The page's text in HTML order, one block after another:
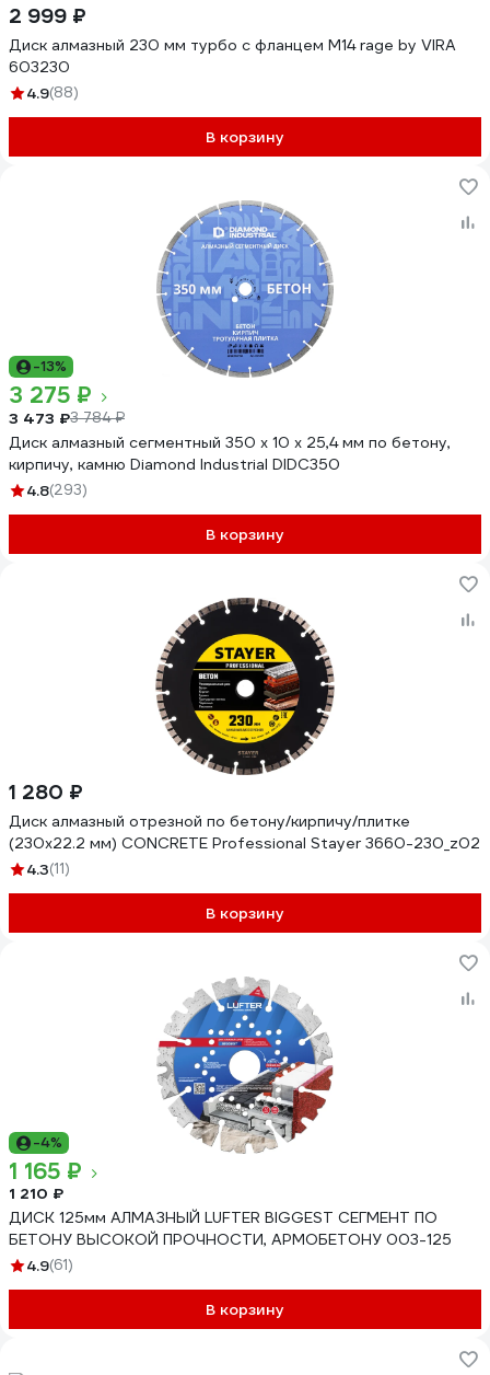
2 999 ₽
Диск алмазный 230 мм турбо с фланцем М14 rage by VIRA
603230
4.9(88)
В корзину
-13%
3 275 ₽
3 473 ₽3 784 ₽
Диск алмазный сегментный 350 х 10 х 25,4 мм по бетону,
кирпичу, камню Diamond Industrial DIDC350
4.8(293)
В корзину
1 280 ₽
Диск алмазный отрезной по бетону/кирпичу/плитке
(230х22.2 мм) CONCRETE Professional Stayer 3660-230_z02
4.3(11)
В корзину
-4%
1 165 ₽
1 210 ₽
ДИСК 125мм АЛМАЗНЫЙ LUFTER BIGGEST СЕГМЕНТ ПО
БЕТОНУ ВЫСОКОЙ ПРОЧНОСТИ, АРМОБЕТОНУ 003-125
4.9(61)
В корзину